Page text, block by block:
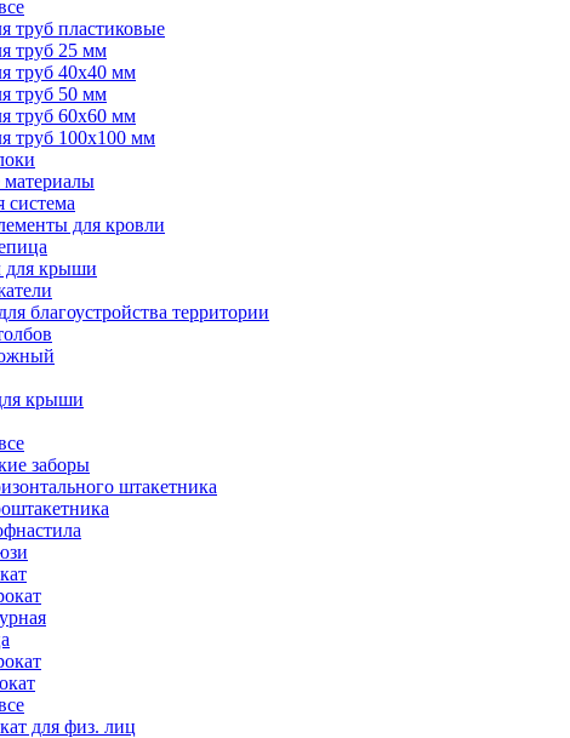
труб пластиковые
труб 25 мм
труб 40х40 мм
труб 50 мм
труб 60х60 мм
труб 100х100 мм
система
для кровли
для крыши
благоустройства территории
крыши
заборы
штакетника
для физ. лиц